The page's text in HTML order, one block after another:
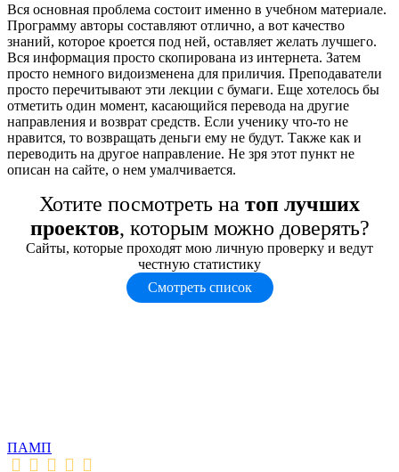
Вся основная проблема состоит именно в учебном материале.
Программу авторы составляют отлично, а вот качество
знаний, которое кроется под ней, оставляет желать лучшего.
Вся информация просто скопирована из интернета. Затем
просто немного видоизменена для приличия. Преподаватели
просто перечитывают эти лекции с бумаги. Еще хотелось бы
отметить один момент, касающийся перевода на другие
направления и возврат средств. Если ученику что-то не
нравится, то возвращать деньги ему не будут. Также как и
переводить на другое направление. Не зря этот пункт не
описан на сайте, о нем умалчивается.
Хотите посмотреть на топ лучших
проектов, которым можно доверять?
Сайты, которые проходят мою личную проверку и ведут
честную статистику
Смотреть список
ПАМП